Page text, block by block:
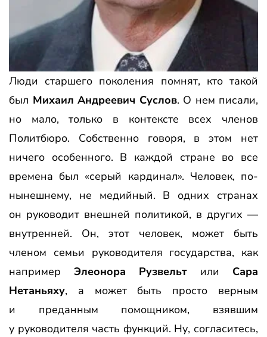
Люди старшего поколения помнят, кто такой
был Михаил Андреевич Суслов. О нем писали,
но мало, только в контексте всех членов
Политбюро. Собственно говоря, в этом нет
ничего особенного. В каждой стране во все
времена был «серый кардинал». Человек, по-
нынешнему, не медийный. В одних странах
он руководит внешней политикой, в других —
внутренней. Он, этот человек, может быть
членом семьи руководителя государства, как
например Элеонора Рузвельт или Сара
Нетаньяху, а может быть просто верным
и преданным помощником, взявшим
у руководителя часть функций. Ну, согласитесь,